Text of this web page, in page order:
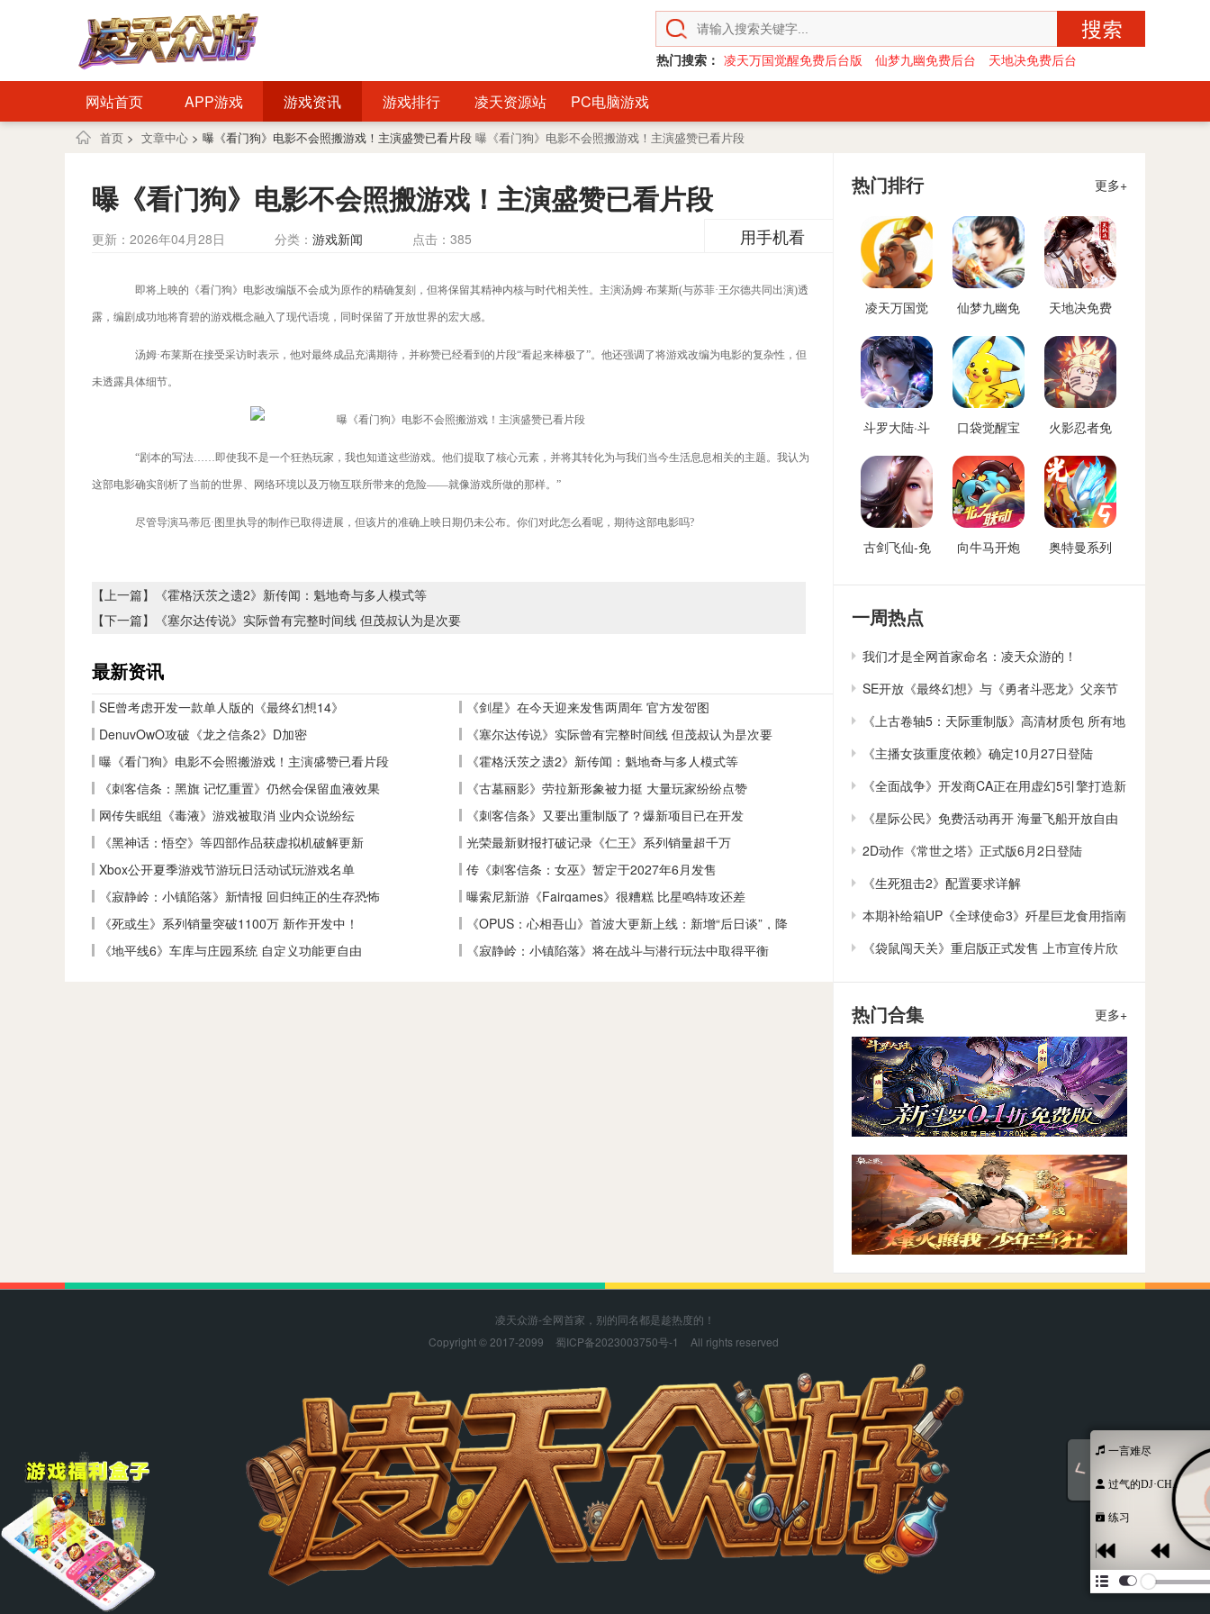
热门搜索： 凌天万国觉醒免费后台版 仙梦九幽免费后台 天地决免费后台
网站首页 APP游戏 游戏资讯 游戏排行 凌天资源站 PC电脑游戏
首页 > 文章中心 > 曝《看门狗》电影不会照搬游戏！主演盛赞已看片段 曝《看门狗》电影不会照搬游戏！主演盛赞已看片段
曝《看门狗》电影不会照搬游戏！主演盛赞已看片段
更新：2026年04月28日 分类： 游戏新闻 点击： 385 用手机看
即将上映的《看门狗》电影改编版不会成为原作的精确复刻，但将保留其精神内核与时代相关性。主演汤姆·布莱斯(与苏菲·王尔德共同出演)透
露，编剧成功地将育碧的游戏概念融入了现代语境，同时保留了开放世界的宏大感。
汤姆·布莱斯在接受采访时表示，他对最终成品充满期待，并称赞已经看到的片段“看起来棒极了”。他还强调了将游戏改编为电影的复杂性，但
未透露具体细节。
“剧本的写法……即使我不是一个狂热玩家，我也知道这些游戏。他们提取了核心元素，并将其转化为与我们当今生活息息相关的主题。我认为
这部电影确实剖析了当前的世界、网络环境以及万物互联所带来的危险——就像游戏所做的那样。”
尽管导演马蒂厄·图里执导的制作已取得进展，但该片的准确上映日期仍未公布。你们对此怎么看呢，期待这部电影吗?
【上一篇】
《霍格沃茨之遗2》新传闻：魁地奇与多人模式等
【下一篇】
《塞尔达传说》实际曾有完整时间线 但茂叔认为是次要
最新资讯
SE曾考虑开发一款单人版的《最终幻想14》
《剑星》在今天迎来发售两周年 官方发贺图
DenuvOwO攻破《龙之信条2》D加密
《塞尔达传说》实际曾有完整时间线 但茂叔认为是次要
曝《看门狗》电影不会照搬游戏！主演盛赞已看片段
《霍格沃茨之遗2》新传闻：魁地奇与多人模式等
《刺客信条：黑旗 记忆重置》仍然会保留血液效果
《古墓丽影》劳拉新形象被力挺 大量玩家纷纷点赞
网传失眠组《毒液》游戏被取消 业内众说纷纭
《刺客信条》又要出重制版了？爆新项目已在开发
《黑神话：悟空》等四部作品获虚拟机破解更新
光荣最新财报打破记录《仁王》系列销量超千万
Xbox公开夏季游戏节游玩日活动试玩游戏名单
传《刺客信条：女巫》暂定于2027年6月发售
《寂静岭：小镇陷落》新情报 回归纯正的生存恐怖
曝索尼新游《Fairgames》很糟糕 比星鸣特攻还差
《死或生》系列销量突破1100万 新作开发中！
《OPUS：心相吾山》首波大更新上线：新增“后日谈”，降
《地平线6》车库与庄园系统 自定义功能更自由
《寂静岭：小镇陷落》将在战斗与潜行玩法中取得平衡
热门排行 更多+
凌天万国觉
版
仙梦九幽免
天地决免费
斗罗大陆·斗
后台版
口袋觉醒宝
费后台
火影忍者免
古剑飞仙-免
向牛马开炮
向僵尸开炮
奥特曼系列
后台
一周热点
我们才是全网首家命名：凌天众游的！
SE开放《最终幻想》与《勇者斗恶龙》父亲节
贺卡下载
《上古卷轴5：天际重制版》高清材质包 所有地
貌大修
《主播女孩重度依赖》确定10月27日登陆
Switch
《全面战争》开发商CA正在用虚幻5引擎打造新
作
《星际公民》免费活动再开 海量飞船开放自由
体验
2D动作《常世之塔》正式版6月2日登陆
Steam/Switch
《生死狙击2》配置要求详解
本期补给箱UP《全球使命3》歼星巨龙食用指南
《袋鼠闯天关》重启版正式发售 上市宣传片欣
赏
热门合集 更多+
凌天众游-全网首家，别的同名都是趁热度的！
Copyright © 2017-2099
蜀ICP备2023003750号-1 All rights reserved
00:00 / 00:00
专辑循环
歌词定位